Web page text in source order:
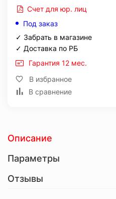
Счет для юр. лиц
Под заказ
✓ Забрать в магазине
✓ Доставка по РБ
Гарантия 12 мес.
В избранное
В сравнение
Описание
Параметры
Отзывы